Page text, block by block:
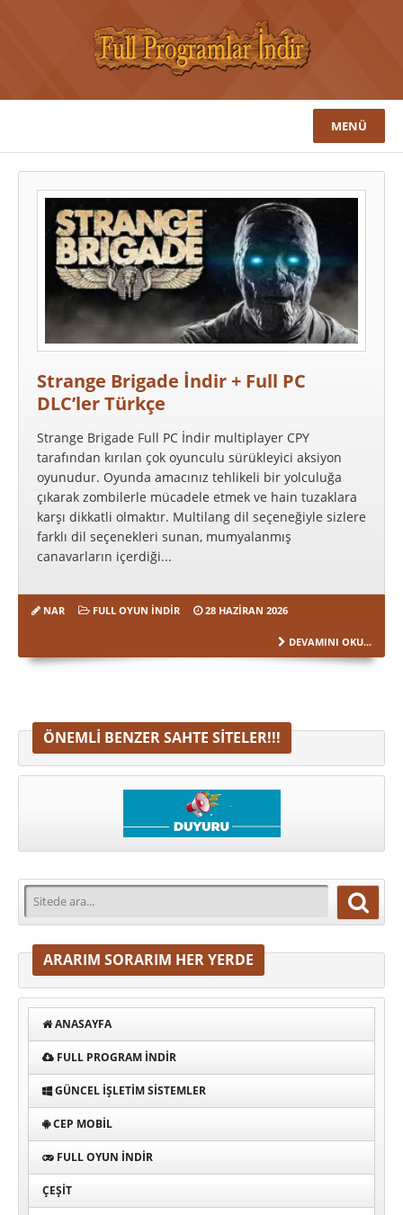
MENÜ
Strange Brigade İndir + Full PC
DLC’ler Türkçe
Strange Brigade Full PC İndir multiplayer CPY
tarafından kırılan çok oyunculu sürükleyici aksiyon
oyunudur. Oyunda amacınız tehlikeli bir yolculuğa
çıkarak zombilerle mücadele etmek ve hain tuzaklara
karşı dikkatli olmaktır. Multilang dil seçeneğiyle sizlere
farklı dil seçenekleri sunan, mumyalanmış
canavarların içerdiği...
NAR FULL OYUN İNDIR 28 HAZIRAN 2026
DEVAMINI OKU...
ÖNEMLI BENZER SAHTE SITELER!!!
ARARIM SORARIM HER YERDE
ANASAYFA
FULL PROGRAM INDIR
GÜNCEL İŞLETIM SISTEMLER
CEP MOBIL
FULL OYUN İNDIR
ÇEŞIT